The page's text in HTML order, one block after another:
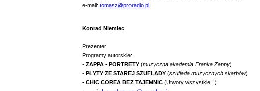
e-mail: tomasz@proradio.pl
Konrad Niemiec
Prezenter
Programy autorskie:
- ZAPPA - PORTRETY (muzyczna akademia Franka Zappy)
- PŁYTY ZE STAREJ SZUFLADY (szuflada muzycznych skarbów)
- CHIC COREA BEZ TAJEMNIC (Utwory wszystkie...)